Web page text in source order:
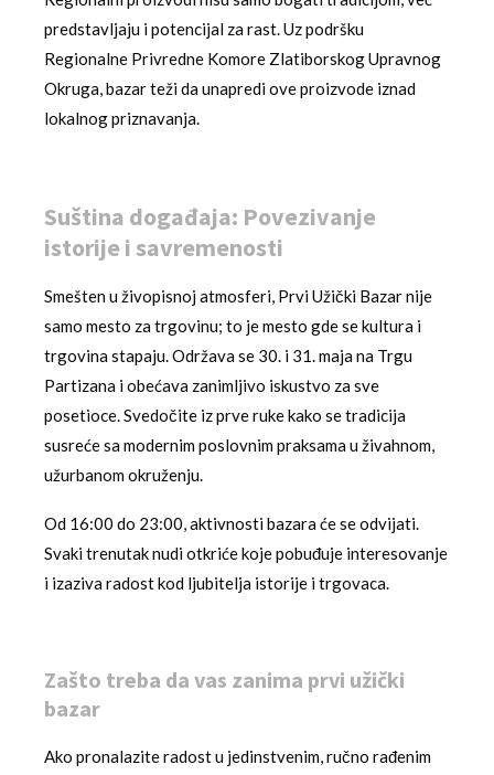
predstavljaju i potencijal za rast. Uz podršku
Regionalne Privredne Komore Zlatiborskog Upravnog
Okruga, bazar teži da unapredi ove proizvode iznad
lokalnog priznavanja.
Suština događaja: Povezivanje
istorije i savremenosti
Smešten u živopisnoj atmosferi, Prvi Užički Bazar nije
samo mesto za trgovinu; to je mesto gde se kultura i
trgovina stapaju. Održava se 30. i 31. maja na Trgu
Partizana i obećava zanimljivo iskustvo za sve
posetioce. Svedočite iz prve ruke kako se tradicija
susreće sa modernim poslovnim praksama u živahnom,
užurbanom okruženju.
Od 16:00 do 23:00, aktivnosti bazara će se odvijati.
Svaki trenutak nudi otkriće koje pobuđuje interesovanje
i izaziva radost kod ljubitelja istorije i trgovaca.
Zašto treba da vas zanima prvi užički
bazar
Ako pronalazite radost u jedinstvenim, ručno rađenim